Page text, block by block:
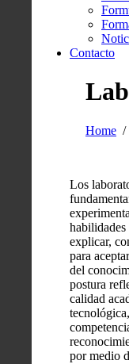
Contacto
Home
Los
habilidades
explicar,
para
del
postura
calidad
por medio